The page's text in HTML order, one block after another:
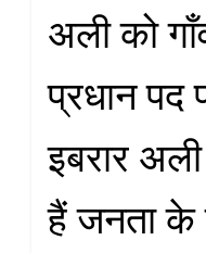
अली को
प्रधान पद
इबरार
हैं जनता के